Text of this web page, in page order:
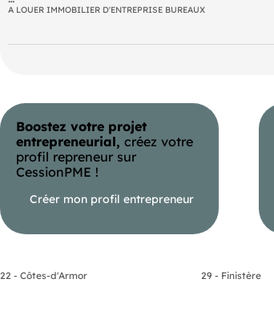
A LOUER IMMOBILIER D'ENTREPRISE BUREAUX
Boostez votre projet
entrepreneurial, créez votre
profil repreneur sur
CessionPME !
Créer mon profil entrepreneur
22 - Côtes-d'Armor 29 - Finistère